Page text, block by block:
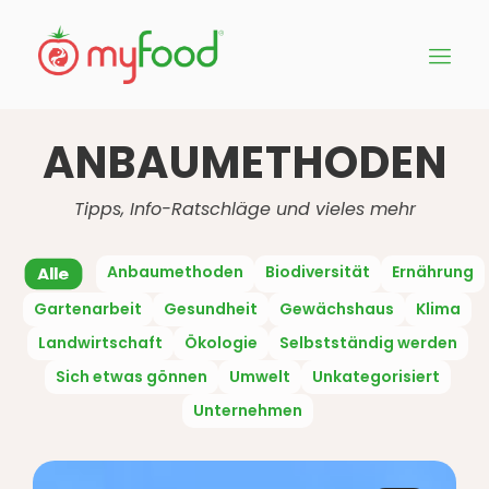
ANBAUMETHODEN
Tipps, Info-Ratschläge und vieles mehr
Alle Anbaumethoden Biodiversität
Ernährung
Gartenarbeit
Gesundheit Gewächshaus
Klima
Landwirtschaft
Ökologie
Selbstständig werden
Sich etwas gönnen
Umwelt
Unkategorisiert
Unternehmen